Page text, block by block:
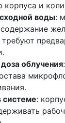
корпуса и
воды:
требуют
облучения
системе: